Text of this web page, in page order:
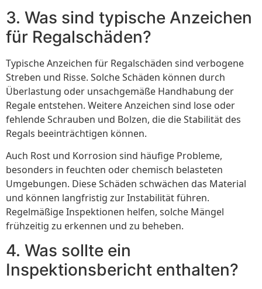
3. Was sind typische Anzeichen
für Regalschäden?
Typische Anzeichen für Regalschäden sind verbogene
Streben und Risse. Solche Schäden können durch
Überlastung oder unsachgemäße Handhabung der
Regale entstehen. Weitere Anzeichen sind lose oder
fehlende Schrauben und Bolzen, die die Stabilität des
Regals beeinträchtigen können.
Auch Rost und Korrosion sind häufige Probleme,
besonders in feuchten oder chemisch belasteten
Umgebungen. Diese Schäden schwächen das Material
und können langfristig zur Instabilität führen.
Regelmäßige Inspektionen helfen, solche Mängel
frühzeitig zu erkennen und zu beheben.
4. Was sollte ein
Inspektionsbericht enthalten?